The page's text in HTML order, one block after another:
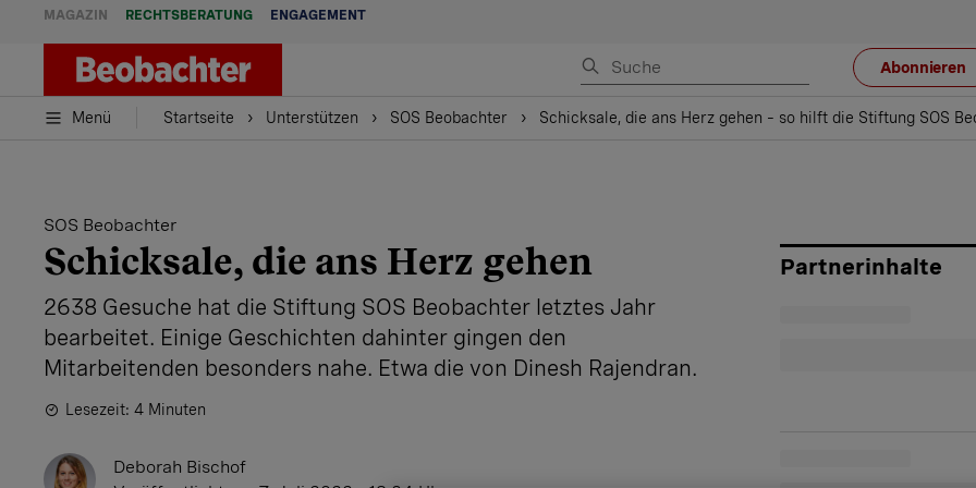
MAGAZIN RECHTSBERATUNG ENGAGEMENT
Abonnieren
Menü Startseite Unterstützen SOS Beobachter Schicksale, die ans Herz gehen – so hilft die Stiftung SOS
SOS Beobachter
Schicksale, die ans Herz gehen
2638 Gesuche hat die Stiftung SOS Beobachter letztes Jahr
bearbeitet. Einige Geschichten dahinter gingen den
Mitarbeitenden besonders nahe. Etwa die von Dinesh Rajendran.
Lesezeit: 4 Minuten
Deborah Bischof
Partnerinhalte